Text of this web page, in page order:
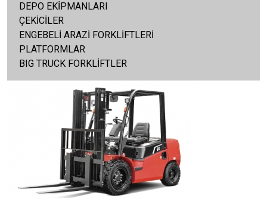
DEPO EKİPMANLARI
ÇEKİCİLER
ENGEBELİ ARAZİ FORKLİFTLERİ
PLATFORMLAR
BIG TRUCK FORKLİFTLER